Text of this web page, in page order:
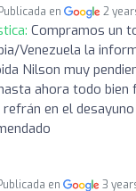
Publicada en 2
Compramos un
Venezuela la
Nilson muy
ahora todo bien
en el
en 3